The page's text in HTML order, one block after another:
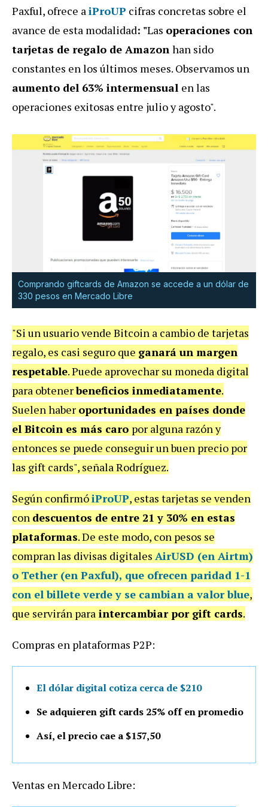
Paxful, ofrece aiProUP cifras concretas sobre el
avance de esta modalidad: "Las operaciones con
tarjetas de regalo de Amazon han sido
constantes en los últimos meses. Observamos un
aumento del 63% intermensual en las
operaciones exitosas entre julio y agosto".
Comprando giftcards de Amazon se accede a un dólar de
330 pesos en Mercado Libre
"Si un usuario vende Bitcoin a cambio de tarjetas
regalo, es casi seguro que ganará un margen
respetable. Puede aprovechar su moneda digital
para obtenerbeneficios inmediatamente.
Suelen haber oportunidades en países donde
el Bitcoin es más caro por alguna razón y
entonces se puede conseguir un buen precio por
las gift cards", señala Rodríguez.
Según confirmóiProUP, estas tarjetas se venden
con descuentos de entre 21 y 30% en estas
plataformas. De este modo, con pesos se
compran las divisas digitales AirUSD (en Airtm)
o Tether (en Paxful), que ofrecen paridad 1-1
con el billete verdey se cambian a valor blue,
que servirán para intercambiar por gift cards.
Compras en plataformas P2P:
El dólar digital cotiza cerca de $210
Se adquieren gift cards 25% off en promedio
Así, el precio cae a $157,50
Ventas en Mercado Libre: